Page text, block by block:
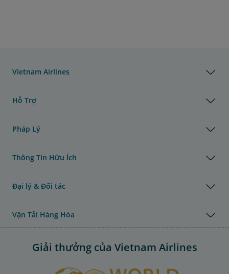
Vietnam Airlines
Hỗ Trợ
Pháp Lý
Thông Tin Hữu Ích
Đại lý & Đối tác
Vận Tải Hàng Hóa
Giải thưởng của Vietnam Airlines